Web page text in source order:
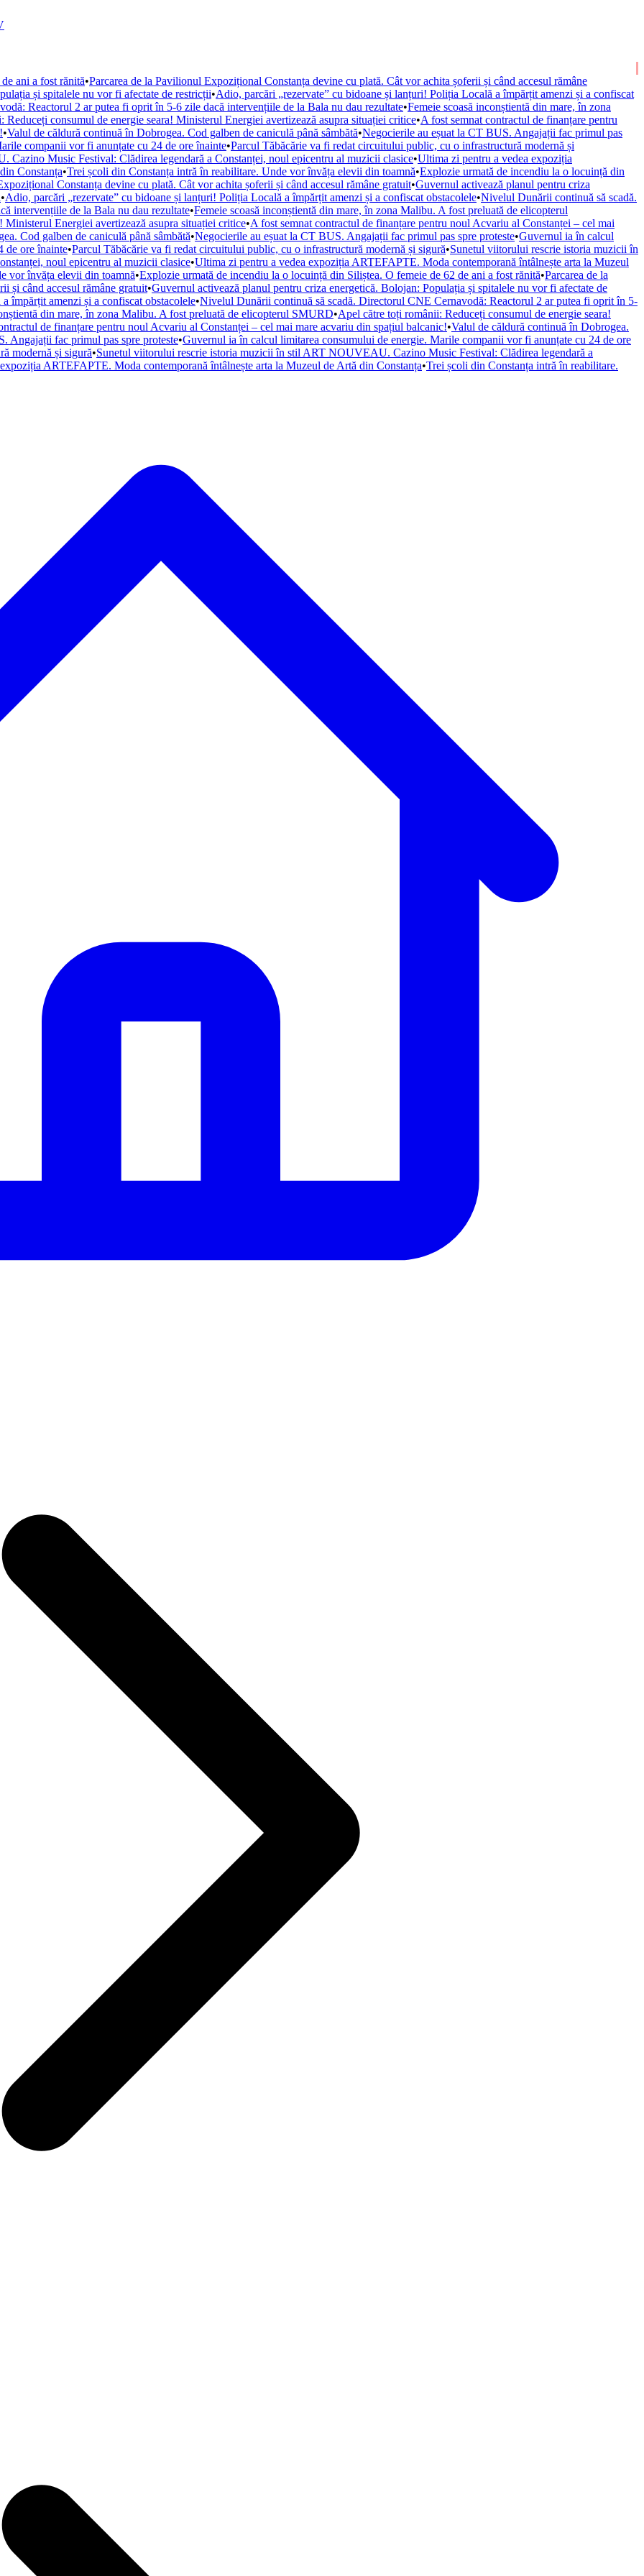
ani a fost rănită•Parcarea de la Pavilionul Expozițional Constanța devine cu plată. Cât vor achita șoferii și când accesul rămâne
și spitalele nu vor fi afectate de restricții•Adio, parcări „rezervate” cu bidoane și lanțuri! Poliția Locală a împărțit amenzi și a confiscat
Reactorul 2 ar putea fi oprit în 5-6 zile dacă intervențiile de la Bala nu dau rezultate•Femeie scoasă inconștientă din mare, în zona
Reduceți consumul de energie seara! Ministerul Energiei avertizează asupra situației critice•A fost semnat contractul de finanțare pentru
•Valul de căldură continuă în Dobrogea. Cod galben de caniculă până sâmbătă•Negocierile au eșuat la CT BUS. Angajații fac primul pas
companii vor fi anunțate cu 24 de ore înainte•Parcul Tăbăcărie va fi redat circuitului public, cu o infrastructură modernă și
Music Festival: Clădirea legendară a Constanței, noul epicentru al muzicii clasice•Ultima zi pentru a vedea expoziția
Constanța•Trei școli din Constanța intră în reabilitare. Unde vor învăța elevii din toamnă•Explozie urmată de incendiu la o locuință din
Constanța devine cu plată. Cât vor achita șoferii și când accesul rămâne gratuit•Guvernul activează planul pentru criza
•Adio, parcări „rezervate” cu bidoane și lanțuri! Poliția Locală a împărțit amenzi și a confiscat obstacolele•Nivelul Dunării continuă să scadă.
intervențiile de la Bala nu dau rezultate•Femeie scoasă inconștientă din mare, în zona Malibu. A fost preluată de elicopterul
Energiei avertizează asupra situației critice•A fost semnat contractul de finanțare pentru noul Acvariu al Constanței – cel mai
Cod galben de caniculă până sâmbătă•Negocierile au eșuat la CT BUS. Angajații fac primul pas spre proteste•Guvernul ia în calcul
de ore înainte•Parcul Tăbăcărie va fi redat circuitului public, cu o infrastructură modernă și sigură•Sunetul viitorului rescrie istoria muzicii în
noul epicentru al muzicii clasice•Ultima zi pentru a vedea expoziția ARTEFAPTE. Moda contemporană întâlnește arta la Muzeul
vor învăța elevii din toamnă•Explozie urmată de incendiu la o locuință din Siliștea. O femeie de 62 de ani a fost rănită•Parcarea de la
și când accesul rămâne gratuit•Guvernul activează planul pentru criza energetică. Bolojan: Populația și spitalele nu vor fi afectate de
împărțit amenzi și a confiscat obstacolele•Nivelul Dunării continuă să scadă. Directorul CNE Cernavodă: Reactorul 2 ar putea fi oprit în 5-
din mare, în zona Malibu. A fost preluată de elicopterul SMURD•Apel către toți românii: Reduceți consumul de energie seara!
de finanțare pentru noul Acvariu al Constanței – cel mai mare acvariu din spațiul balcanic!•Valul de căldură continuă în Dobrogea.
Angajații fac primul pas spre proteste•Guvernul ia în calcul limitarea consumului de energie. Marile companii vor fi anunțate cu 24 de ore
modernă și sigură•Sunetul viitorului rescrie istoria muzicii în stil ART NOUVEAU. Cazino Music Festival: Clădirea legendară a
ARTEFAPTE. Moda contemporană întâlnește arta la Muzeul de Artă din Constanța•Trei școli din Constanța intră în reabilitare.